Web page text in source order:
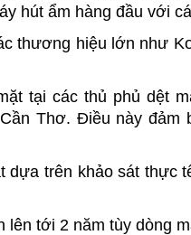
hút ẩm hàng đầu với
thương hiệu lớn như
tại các thủ phủ dệt
Thơ. Điều này đảm
dựa trên khảo sát thực
lên tới 2 năm tùy dòng